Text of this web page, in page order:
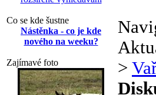
Co se kde šustne
Nástěnka - co je kde
nového na weeku?
Zajímavé foto
>